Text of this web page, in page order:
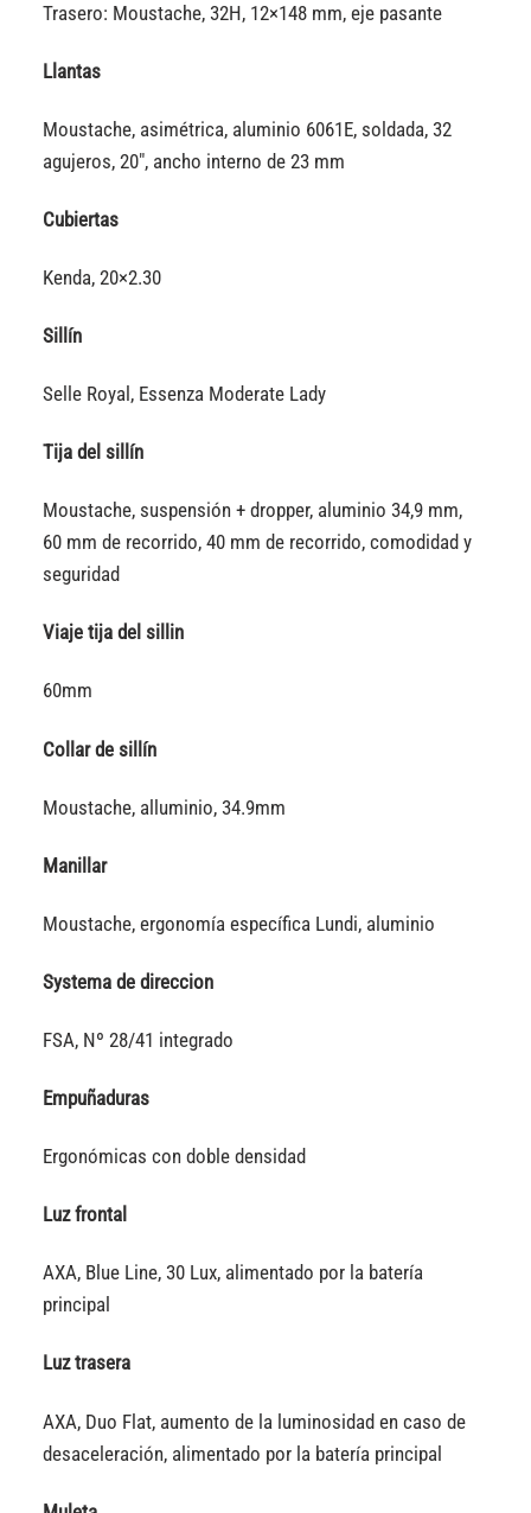
Trasero: Moustache, 32H, 12×148 mm, eje pasante
Llantas
Moustache, asimétrica, aluminio 6061E, soldada, 32
agujeros, 20″, ancho interno de 23 mm
Cubiertas
Kenda, 20×2.30
Sillín
Selle Royal, Essenza Moderate Lady
Tija del sillín
Moustache, suspensión + dropper, aluminio 34,9 mm,
60 mm de recorrido, 40 mm de recorrido, comodidad y
seguridad
Viaje tija del sillin
60mm
Collar de sillín
Moustache, alluminio, 34.9mm
Manillar
Moustache, ergonomía específica Lundi, aluminio
Systema de direccion
FSA, Nº 28/41 integrado
Empuñaduras
Ergonómicas con doble densidad
Luz frontal
AXA, Blue Line, 30 Lux, alimentado por la batería
principal
Luz trasera
AXA, Duo Flat, aumento de la luminosidad en caso de
desaceleración, alimentado por la batería principal